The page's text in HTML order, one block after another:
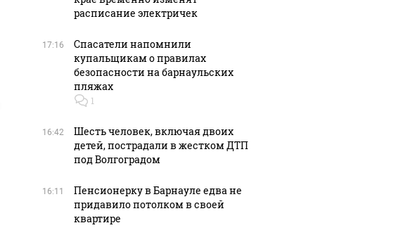
расписание электричек
17:16
Спасатели напомнили
купальщикам о правилах
безопасности на барнаульских
пляжах
1
16:42
Шесть человек, включая двоих
детей, пострадали в жестком ДТП
под Волгоградом
16:11
Пенсионерку в Барнауле едва не
придавило потолком в своей
квартире